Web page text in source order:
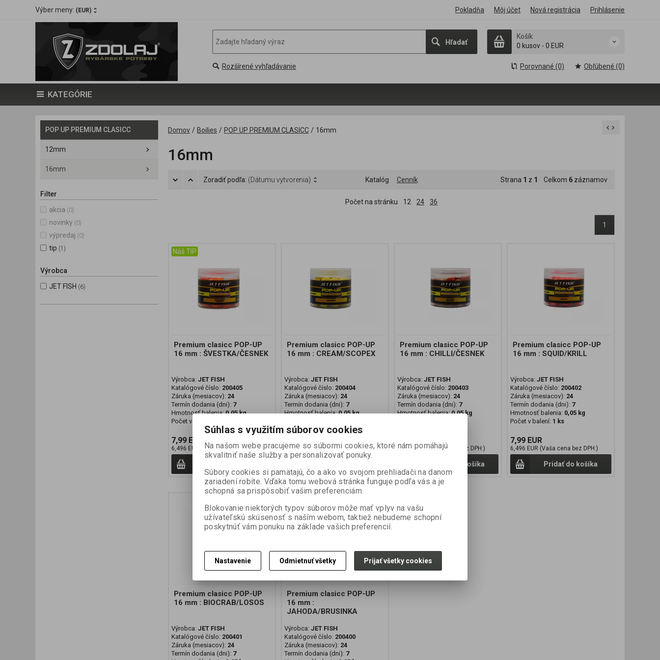
Výber meny: (EUR) Pokladňa Môj účet Nová registrácia Prihlásenie
Hľadať
Košík
0 kusov - 0 EUR
Rozšírené vyhľadávanie Porovnané (0) Obľúbené (0)
KATEGÓRIE
POP UP PREMIUM CLASICC
12mm
16mm
Filter
akcia (0)
novinky (0)
výpredaj (0)
tip (1)
Výrobca
JET FISH (6)
Domov / Boilies / POP UP PREMIUM CLASICC / 16mm
16mm
Zoradiť podľa: (Dátumu vytvorenia) Katalóg Cenník Strana 1 z 1 Celkom 6 záznamov
Počet na stránku 12 24 36
1
Náš TIP
Premium clasicc POP-UP
16 mm : ŠVESTKA/ČESNEK
Výrobca: JET FISH
Katalógové číslo: 200405
Záruka (mesiacov): 24
Termín dodania (dni): 7
Hmotnosť balenia:0,05 kg
Počet v balení:
7,99 EUR
6,496 EUR (Vaša cena bez DPH:)
Premium clasicc POP-UP
16 mm : CREAM/SCOPEX
Výrobca: JET FISH
Katalógové číslo: 200404
Záruka (mesiacov): 24
Termín dodania (dni): 7
Hmotnosť balenia:0,05 kg
6,496 EUR (Vaša cena bez DPH:)
Premium clasicc POP-UP
16 mm : CHILLI/ČESNEK
Výrobca: JET FISH
Katalógové číslo: 200403
Záruka (mesiacov): 24
Termín dodania (dni): 7
Hmotnosť balenia:0,05 kg
6,496 EUR (Vaša cena bez DPH:)
Pridať do košíka
Premium clasicc POP-UP
16 mm : SQUID/KRILL
Výrobca: JET FISH
Katalógové číslo: 200402
Záruka (mesiacov): 24
Termín dodania (dni): 7
Hmotnosť balenia: 0,05 kg
Počet v balení: 1 ks
7,99 EUR
6,496 EUR (Vaša cena bez DPH:)
Pridať do košíka
Premium clasicc POP-UP
16 mm : BIOCRAB/LOSOS
Výrobca: JET FISH
Katalógové číslo: 200401
Záruka (mesiacov): 24
Termín dodania (dni): 7
Premium clasicc POP-UP
16 mm :
JAHODA/BRUSINKA
Výrobca: JET FISH
Katalógové číslo: 200400
Záruka (mesiacov): 24
Termín dodania (dni): 7
Súhlas s využitím súborov cookies
Na našom webe pracujeme so súbormi cookies, ktoré nám pomáhajú
skvalitniť naše služby a personalizovať ponuky.
Súbory cookies si pamätajú, čo a ako vo svojom prehliadači na danom
zariadení robíte. Vďaka tomu webová stránka funguje podľa vás a je
schopná sa prispôsobiť vašim preferenciám.
Blokovanie niektorých typov súborov môže mať vplyv na vašu
užívateľskú skúsenosť s naším webom, taktiež nebudeme schopní
poskytnúť vám ponuku na základe vašich preferencií.
Nastavenie Odmietnuť všetky Prijať všetky cookies